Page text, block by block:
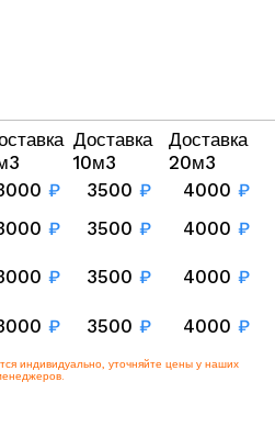
Доставка
10м3
Доставка
20м3
₽ 3500 ₽ 4000 ₽
₽ 3500 ₽ 4000 ₽
₽ 3500 ₽ 4000 ₽
₽ 3500 ₽ 4000 ₽
индивидуально, уточняйте цены у наших